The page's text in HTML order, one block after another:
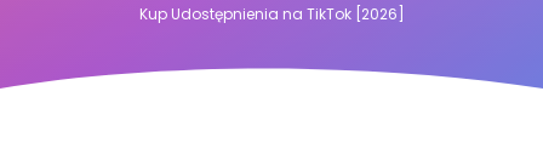
Kup Udostępnienia na TikTok [2026]